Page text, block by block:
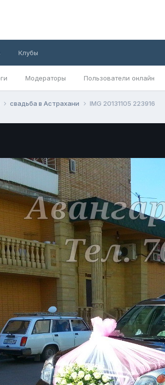
Модераторы Пользователи онлайн
Клубы
свадьба в Астрахани IMG 20131105 223916